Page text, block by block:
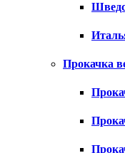
Прокачка